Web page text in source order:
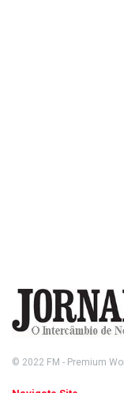
© 2022 FM - Premium